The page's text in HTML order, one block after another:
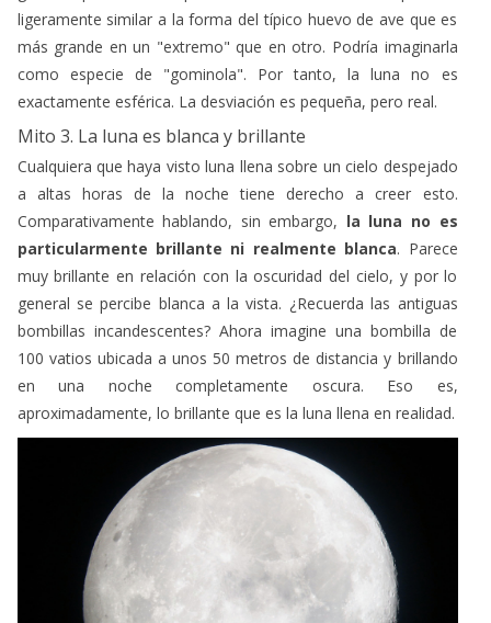
ligeramente similar a la forma del típico huevo de ave que es
más grande en un "extremo" que en otro. Podría imaginarla
como especie de "gominola". Por tanto, la luna no es
exactamente esférica. La desviación es pequeña, pero real.
Mito 3. La luna es blanca y brillante
Cualquiera que haya visto luna llena sobre un cielo despejado
a altas horas de la noche tiene derecho a creer esto.
Comparativamente hablando, sin embargo, la luna no es
particularmente brillante ni realmente blanca. Parece
muy brillante en relación con la oscuridad del cielo, y por lo
general se percibe blanca a la vista. ¿Recuerda las antiguas
bombillas incandescentes? Ahora imagine una bombilla de
100 vatios ubicada a unos 50 metros de distancia y brillando
en una noche completamente oscura. Eso es,
aproximadamente, lo brillante que es la luna llena en realidad.